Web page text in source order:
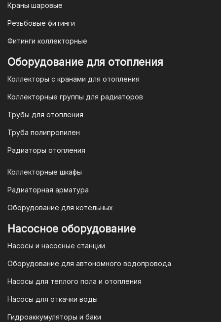
выставим вам счет, который можно
оплатить в течение 3 рабочих дней.
организаций и ИП необходимо
связаться с оптовым отделом
электронную почту
opt@mail.ru
Гарантия и условия гарантии
магазине "TIM-com Россия" Вы можете
быть уверены в том, что мы действуем
в рамках действующего
Законодательства Российской
Федерации и Ваши права, как
отопительной техники (котлы, газовые
Краны шаровые
Резьбовые фитинги
Фитинги коллекторные
Оборудование для отопления
Коллекторы с кранами для отопления
Коллекторные группы для радиаторов
Трубы для отопления
Труба полипропилен
Радиаторы отопления
Коллекторные шкафы
Радиаторная арматура
Оборудование для котельных
Насосное оборудование
Насосы и насосные станции
Оборудование для автономного водопровода
Насосы для теплого пола и отопления
Насосы для откачки воды
Гидроаккумуляторы и баки